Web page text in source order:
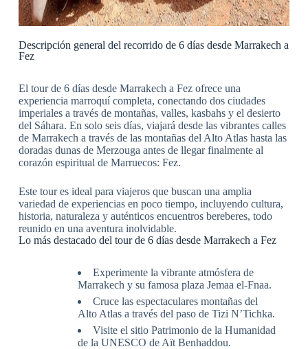
Descripción general del recorrido de 6 días desde Marrakech a
Fez
El tour de 6 días desde Marrakech a Fez ofrece una
experiencia marroquí completa, conectando dos ciudades
imperiales a través de montañas, valles, kasbahs y el desierto
del Sáhara. En solo seis días, viajará desde las vibrantes calles
de Marrakech a través de las montañas del Alto Atlas hasta las
doradas dunas de Merzouga antes de llegar finalmente al
corazón espiritual de Marruecos: Fez.
Este tour es ideal para viajeros que buscan una amplia
variedad de experiencias en poco tiempo, incluyendo cultura,
historia, naturaleza y auténticos encuentros bereberes, todo
reunido en una aventura inolvidable.
Lo más destacado del tour de 6 días desde Marrakech a Fez
Experimente la vibrante atmósfera de
Marrakech y su famosa plaza Jemaa el-Fnaa.
Cruce las espectaculares montañas del
Alto Atlas a través del paso de Tizi N’Tichka.
Visite el sitio Patrimonio de la Humanidad
de la UNESCO de Aït Benhaddou.